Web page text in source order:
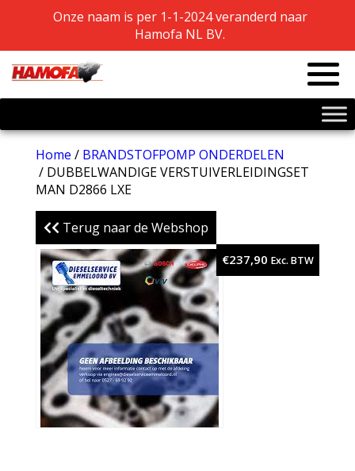
Onze naam is per 1-1-2024 veranderd naar
Hamofa NL BV.
Onze naam is per 1-1-2024 veranderd naar
Hamofa NL BV.
Home / BRANDSTOFPOMP ONDERDELEN
/ DUBBELWANDIGE VERSTUIVERLEIDINGSET
MAN D2866 LXE
Terug naar de Webshop
€237,90 Exc. BTW